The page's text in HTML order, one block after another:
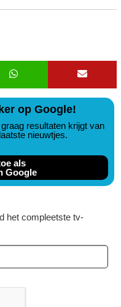
op Google!
resultaten krijgt van
nieuwtjes.
als
Google
het compleetste tv-